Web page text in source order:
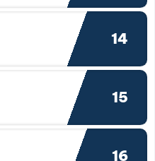
14
15
16